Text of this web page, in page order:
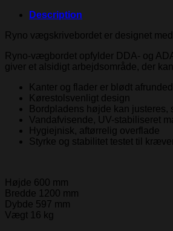
Description
Ryno vægskrivebordet er designet
Ryno-vægbordet opfylder DDA- og
giver et alsidigt arbejdsområde, der
Kanter og flader er blødt
Kørestolsvenligt design
Bordpladens højde kan
Vandafvisende, UV-stabiliseret
Hygiejnisk, aftørrelig overflade
Styrke og stabilitet testet til
Højde 600 mm
Bredde 1200 mm
Dybde 597 mm
Vægt 16 kg